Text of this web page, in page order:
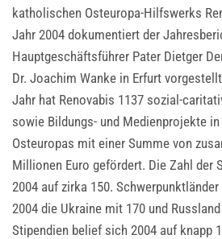
katholischen Osteuropa-Hilfswerks
Jahr 2004 dokumentiert der
Hauptgeschäftsführer Pater Dietger
Dr. Joachim Wanke in Erfurt
Jahr hat Renovabis 1137 sozial-
sowie Bildungs- und Medienprojekte
Osteuropas mit einer Summe von
Millionen Euro gefördert. Die Zahl der
2004 auf zirka 150.
2004 die Ukraine mit 170 und
Stipendien belief sich 2004 auf knapp